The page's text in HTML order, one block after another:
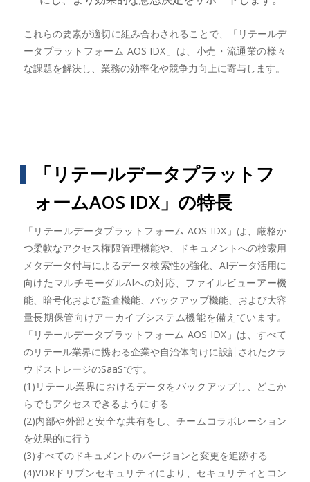
これらの要素が適切に組み合わされることで、「リテールデ
ータプラットフォーム AOS IDX」は、小売・流通業の様々
な課題を解決し、業務の効率化や競争力向上に寄与します。
「リテールデータプラットフ
ォームAOS IDX」の特長
「リテールデータプラットフォーム AOS IDX」は、厳格か
つ柔軟なアクセス権限管理機能や、ドキュメントへの検索用
メタデータ付与によるデータ検索性の強化、AIデータ活用に
向けたマルチモーダルAIへの対応、ファイルビューアー機
能、暗号化および監査機能、バックアップ機能、および大容
量長期保管向けアーカイブシステム機能を備えています。
「リテールデータプラットフォーム AOS IDX」は、すべて
のリテール業界に携わる企業や自治体向けに設計されたクラ
ウドストレージのSaaSです。
(1)リテール業界におけるデータをバックアップし、どこか
らでもアクセスできるようにする
(2)内部や外部と安全な共有をし、チームコラボレーション
を効果的に行う
(3)すべてのドキュメントのバージョンと変更を追跡する
(4)VDRドリブンセキュリティにより、セキュリティとコン